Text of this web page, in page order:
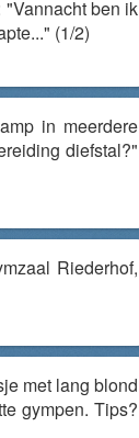
ben ik
(1/2)
in meerdere
diefstal?"
Riederhof,
met lang blond
gympen. Tips?